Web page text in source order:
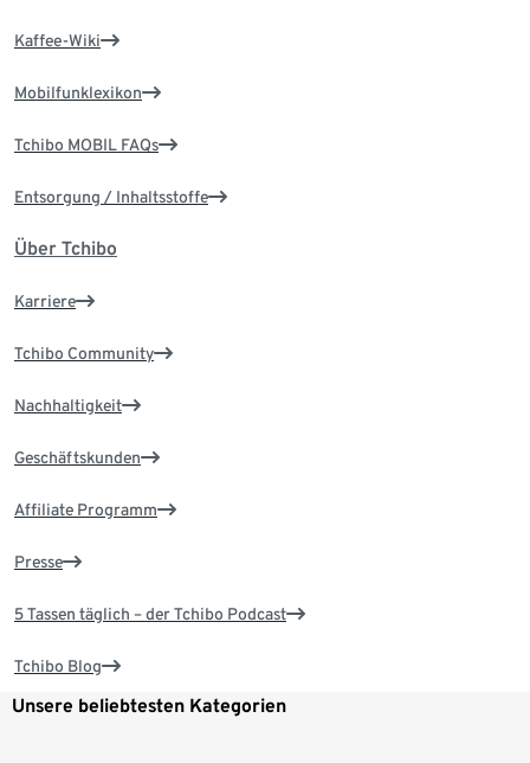
Kaffee-Wiki
Mobilfunklexikon
Tchibo MOBIL FAQs
Entsorgung / Inhaltsstoffe
Über Tchibo
Karriere
Tchibo Community
Nachhaltigkeit
Geschäftskunden
Affiliate Programm
Presse
5 Tassen täglich – der Tchibo Podcast
Tchibo Blog
Unsere beliebtesten Kategorien